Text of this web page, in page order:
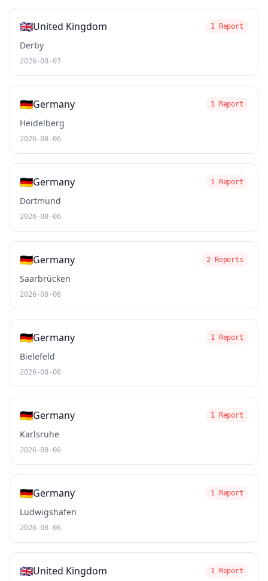
🇬🇧United Kingdom 1 Report
Derby
2026-08-07
🇩🇪Germany 1 Report
Heidelberg
2026-08-06
🇩🇪Germany 1 Report
Dortmund
2026-08-06
🇩🇪Germany 2 Reports
Saarbrücken
2026-08-06
🇩🇪Germany 1 Report
Bielefeld
2026-08-06
🇩🇪Germany 1 Report
Karlsruhe
2026-08-06
🇩🇪Germany 1 Report
Ludwigshafen
2026-08-06
🇬🇧United Kingdom 1 Report